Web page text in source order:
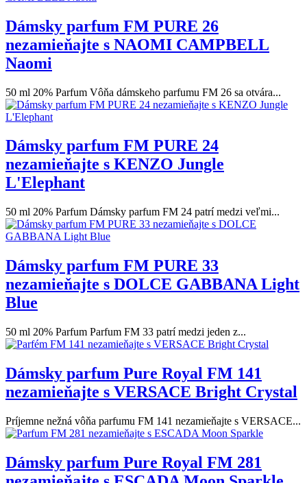
Dámsky parfum FM PURE 26
nezamieňajte s NAOMI CAMPBELL
Naomi
50 ml 20% Parfum Vôňa dámskeho parfumu FM 26 sa otvára...
Dámsky parfum FM PURE 24
nezamieňajte s KENZO Jungle
L'Elephant
50 ml 20% Parfum Dámsky parfum FM 24 patrí medzi veľmi...
Dámsky parfum FM PURE 33
nezamieňajte s DOLCE GABBANA Light
Blue
50 ml 20% Parfum Parfum FM 33 patrí medzi jeden z...
Dámsky parfum Pure Royal FM 141
nezamieňajte s VERSACE Bright Crystal
Príjemne nežná vôňa parfumu FM 141 nezamieňajte s VERSACE...
Dámsky parfum Pure Royal FM 281